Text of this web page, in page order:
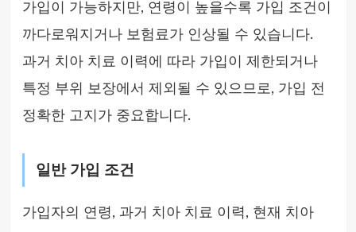
가입이 가능하지만, 연령이 높을수록 가입 조건이
까다로워지거나 보험료가 인상될 수 있습니다.
과거 치아 치료 이력에 따라 가입이 제한되거나
특정 부위 보장에서 제외될 수 있으므로, 가입 전
정확한 고지가 중요합니다.
일반 가입 조건
가입자의 연령, 과거 치아 치료 이력, 현재 치아